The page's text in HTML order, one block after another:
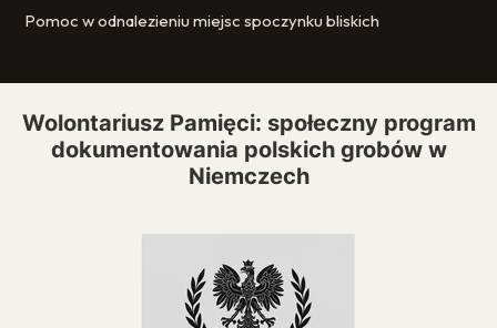
Pomoc w odnalezieniu miejsc spoczynku bliskich
Wolontariusz Pamięci: społeczny program
dokumentowania polskich grobów w
Niemczech